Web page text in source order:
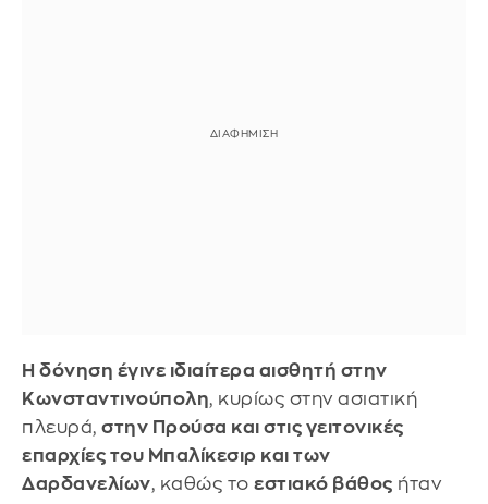
Η δόνηση έγινε ιδιαίτερα αισθητή στην
Κωνσταντινούπολη, κυρίως στην ασιατική
πλευρά, στην Προύσα και στις γειτονικές
επαρχίες του Μπαλίκεσιρ και των
Δαρδανελίων, καθώς το εστιακό βάθος ήταν